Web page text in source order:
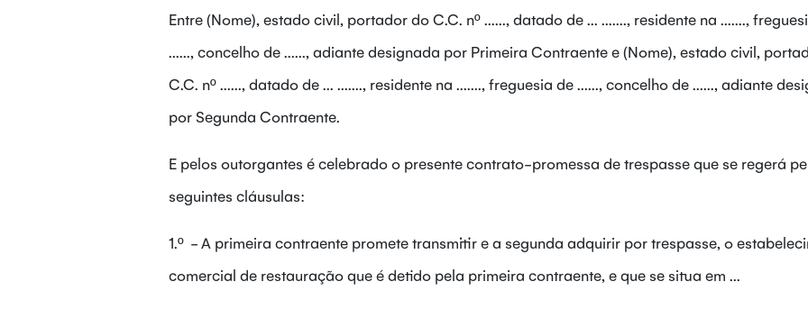
Entre (Nome), estado civil, portador do C.C. nº ......, datado de ... ......., residente na .......,
......, concelho de ......, adiante designada por Primeira Contraente e (Nome), estado civil,
C.C. nº ......, datado de ... ......., residente na ......., freguesia de ......, concelho de ......, adiante
por Segunda Contraente.
E pelos outorgantes é celebrado o presente contrato-promessa de trespasse que se regerá
seguintes cláusulas:
1.º - A primeira contraente promete transmitir e a segunda adquirir por trespasse, o
comercial de restauração que é detido pela primeira contraente, e que se situa em ...